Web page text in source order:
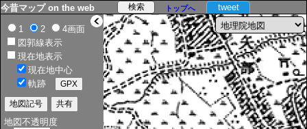
> tweet
今昔マップ on the web トップへ
1 2
4画面
図郭線表示
現在地表示
現在地中心
軌跡
地図不透明度